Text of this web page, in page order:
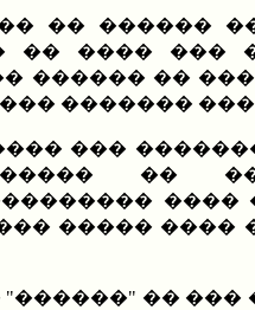
�� ����
��� ��� ����
��� ��
���
��
�� ����
����
�� "������"